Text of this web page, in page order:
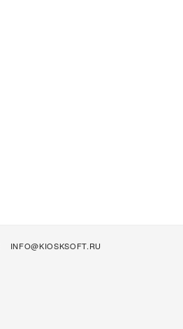
INFO@KIOSKSOFT.RU